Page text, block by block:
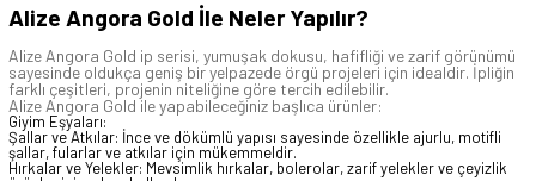
Alize Angora Gold İle Neler Yapılır?
Alize Angora Gold ip serisi, yumuşak dokusu, hafifliği ve zarif görünümü
sayesinde oldukça geniş bir yelpazede örgü projeleri için idealdir. İpliğin
farklı çeşitleri, projenin niteliğine göre tercih edilebilir.
Alize Angora Gold ile yapabileceğiniz başlıca ürünler:
Giyim Eşyaları:
Şallar ve Atkılar: İnce ve dökümlü yapısı sayesinde özellikle ajurlu, motifli
şallar, fularlar ve atkılar için mükemmeldir.
Hırkalar ve Yelekler: Mevsimlik hırkalar, bolerolar, zarif yelekler ve çeyizlik